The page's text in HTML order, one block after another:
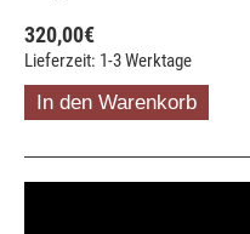
Lieferzeit: 1-3 Werktage
320,00€